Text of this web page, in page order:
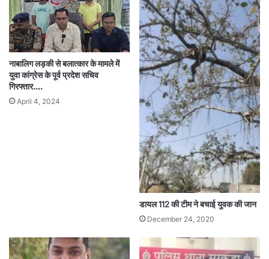
नाबालिग लड़की से बलात्कार के मामले में
युवा कांग्रेस के पूर्व प्रदेश सचिव
गिरफ्तार….
April 4, 2024
डायल 112 की टीम ने बचाई युवक की जान
December 24, 2020